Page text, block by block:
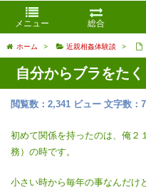
メニュー 総合
ホーム > 近親相姦体験談 >
自分からブラをた
閲覧数：2,341 ビュー 文字数：
初めて関係を持ったのは、俺２
務）の時です。
小さい時から毎年の事なんだけ